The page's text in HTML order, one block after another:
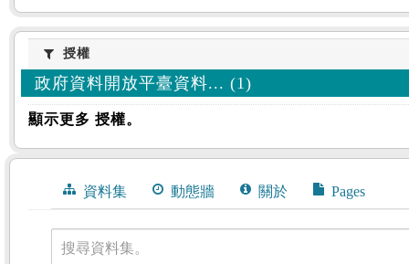
授權授權
政府資料開放平臺資料... (1)
顯示更多 授權。
資料集 動態牆 關於 Pages
搜尋資料集。